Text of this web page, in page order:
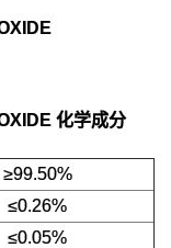
化学成分
≥99.50%
≤0.26%
≤0.05%